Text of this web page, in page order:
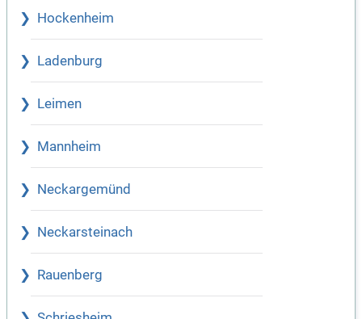
Hockenheim
Ladenburg
Leimen
Mannheim
Neckargemünd
Neckarsteinach
Rauenberg